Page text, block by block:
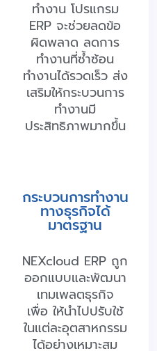
ทำงาน โปรแกรม
ERP จะช่วยลดข้อ
ผิดพลาด ลดการ
ทำงานที่ซ้ำซ้อน
ทำงานได้รวดเร็ว ส่ง
เสริมให้กระบวนการ
ทำงานมี
ประสิทธิภาพมากขึ้น
กระบวนการทำงาน
ทางธุรกิจได้
มาตรฐาน
NEXcloud ERP ถูก
ออกแบบและพัฒนา
เทมเพลตธุรกิจ
เพื่อ ให้นำไปปรับใช้
ในแต่ละอุตสาหกรรม
ได้อย่างเหมาะสม